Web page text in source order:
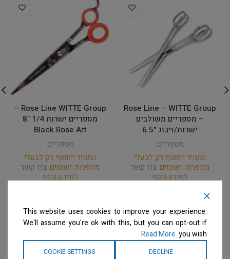
Rose Line – WITTE Group
– מספריים משולבים
ישרות/זיגזג "6.5
מספריים
המחיר ייחשף רק לבעלי
מספרות רשומים צרו קשר
למידע נוסף
Rose Line WITTE Group –
מספריים ישרות 1/4 8″
Black Rose Art
מספריים
המחיר ייחשף רק לבעלי
מספרות רשומים צרו קשר
למידע נוסף
This website uses cookies to improve your experience.
We'll assume you're ok with this, but you can opt-out if
you wish.
Read More
DECLINE
COOKIE SETTINGS